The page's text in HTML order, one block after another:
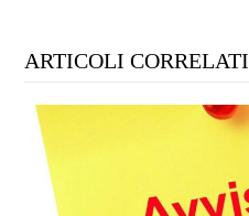
ARTICOLI CORRELATI